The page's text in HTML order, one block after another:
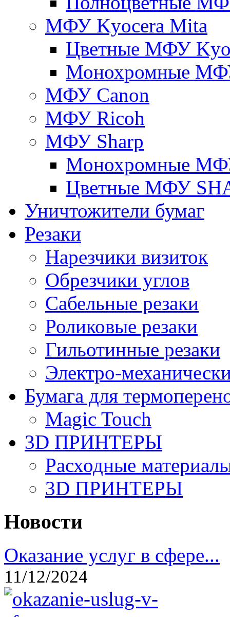
МФУ Kyocera Mita
Цветные МФУ
Монохромные
МФУ Canon
МФУ Ricoh
МФУ Sharp
Монохромные
Цветные МФУ
Уничтожители бумаг
Резаки
Нарезчики визиток
Обрезчики углов
Сабельные резаки
Роликовые резаки
Гильотинные резаки
Электро-
Бумага для
Magic Touch
3D ПРИНТЕРЫ
Расходные
3D ПРИНТЕРЫ
Новости
Оказание услуг в сфере...
11/12/2024